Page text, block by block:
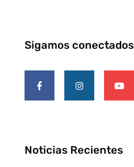
Sigamos conectados
Noticias Recientes